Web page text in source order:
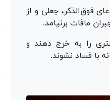
فوق‌الذکر، جعلی و از
مافات برنیامد.
را به خرج دهند و
با فساد نشوند.